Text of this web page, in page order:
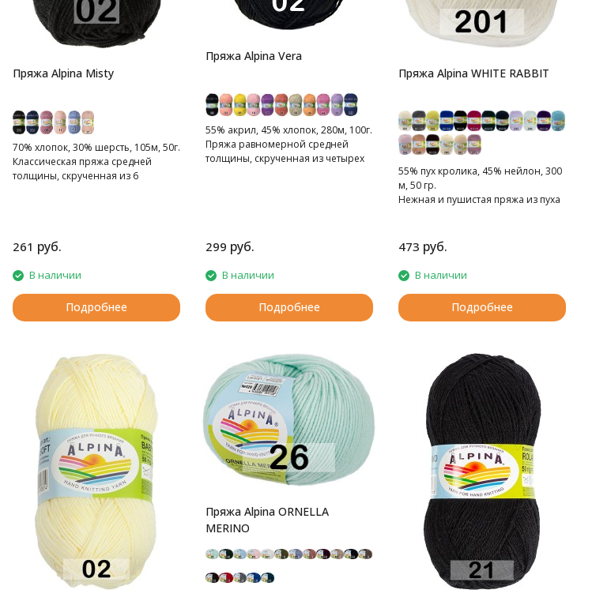
Пряжа Alpina Misty
70% хлопок, 30% шерсть, 105м, 50г.
Классическая пряжа средней
толщины, скрученная из 6
261 руб.
В наличии
Подробнее
Пряжа Alpina Vera
55% акрил, 45% хлопок, 280м, 100г.
Пряжа равномерной средней
толщины, скрученная из четырех
299 руб.
В наличии
Подробнее
Пряжа Alpina WHITE RABBIT
55% пух кролика, 45% нейлон, 300
м, 50 гр.
Нежная и пушистая пряжа из пуха
473 руб.
В наличии
Подробнее
Пряжа Alpina ORNELLA
MERINO